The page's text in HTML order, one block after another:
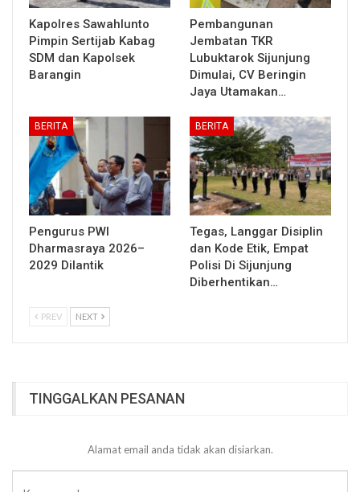
Kapolres Sawahlunto
Pimpin Sertijab Kabag
SDM dan Kapolsek
Barangin
Pembangunan
Jembatan TKR
Lubuktarok Sijunjung
Dimulai, CV Beringin
Jaya Utamakan…
BERITA
Pengurus PWI
Dharmasraya 2026–
2029 Dilantik
BERITA
Tegas, Langgar Disiplin
dan Kode Etik, Empat
Polisi Di Sijunjung
Diberhentikan…
PREV NEXT
TINGGALKAN PESANAN
Alamat email anda tidak akan disiarkan.